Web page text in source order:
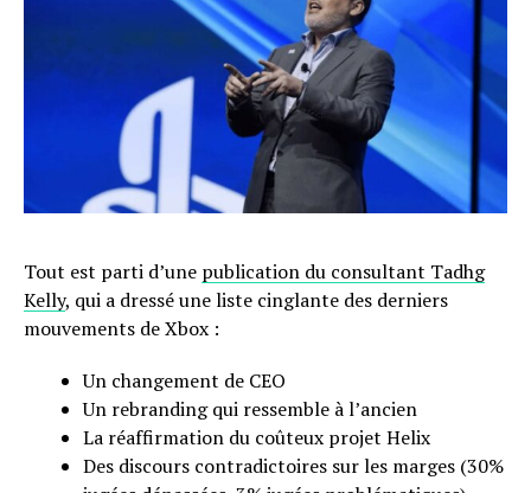
Tout est parti d’une publication du consultant Tadhg
Kelly, qui a dressé une liste cinglante des derniers
mouvements de Xbox :
Un changement de CEO
Un rebranding qui ressemble à l’ancien
La réaffirmation du coûteux projet Helix
Des discours contradictoires sur les marges (30%